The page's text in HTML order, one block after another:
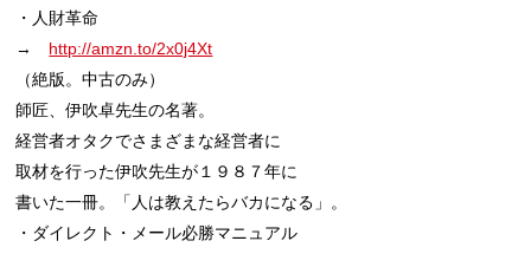
・人財革命
→ http://amzn.to/2x0j4Xt
（絶版。中古のみ）
師匠、伊吹卓先生の名著。
経営者オタクでさまざまな経営者に
取材を行った伊吹先生が１９８７年に
書いた一冊。「人は教えたらバカになる」。
・ダイレクト・メール必勝マニュアル